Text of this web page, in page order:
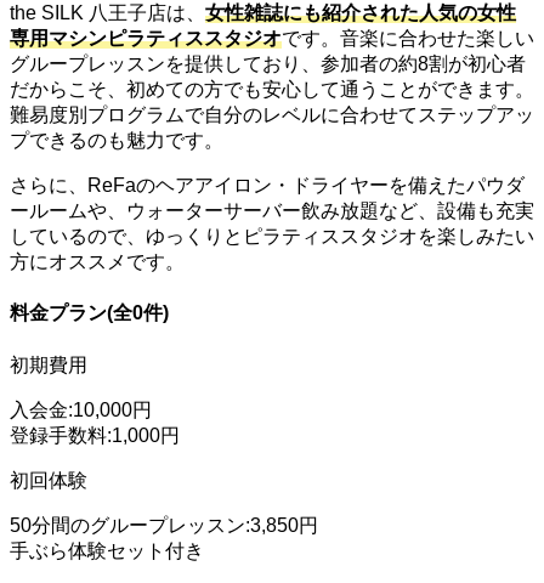
the SILK 八王子店は、 女性雑誌にも紹介された人気の女性
専用マシンピラティススタジオです。音楽に合わせた楽しい
グループレッスンを提供しており、参加者の約8割が初心者
だからこそ、初めての方でも安心して通うことができます。
難易度別プログラムで自分のレベルに合わせてステップアッ
プできるのも魅力です。
さらに、ReFaのヘアアイロン・ドライヤーを備えたパウダ
ールームや、ウォーターサーバー飲み放題など、設備も充実
しているので、ゆっくりとピラティススタジオを楽しみたい
方にオススメです。
料金プラン(全0件)
初期費用
入会金:10,000円
登録手数料:1,000円
初回体験
50分間のグループレッスン:3,850円
手ぶら体験セット付き